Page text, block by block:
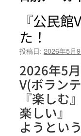
『公民
た！
投稿日: 2026年5月
2026年5
V(ボラン
『楽し
楽しい』
ようとい